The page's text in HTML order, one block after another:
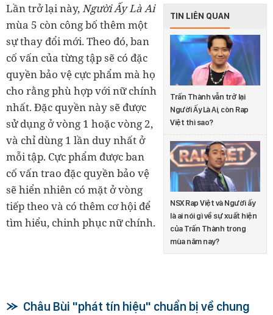
TIN LIÊN QUAN
Trấn Thành vẫn trở lại
Người Ấy Là Ai, còn Rap
Việt thì sao?
NSX Rap Việt và Người ấy
là ai nói gì về sự xuất hiện
của Trấn Thành trong
mùa năm nay?
Lần trở lại này, Người Ấy Là Ai
mùa 5 còn công bố thêm một
sự thay đổi mới. Theo đó, ban
cố vấn của từng tập sẽ có đặc
quyền bảo vệ cực phẩm mà họ
cho rằng phù hợp với nữ chính
nhất. Đặc quyền này sẽ được
sử dụng ở vòng 1 hoặc vòng 2,
và chỉ dùng 1 lần duy nhất ở
mỗi tập. Cực phẩm được ban
cố vấn trao đặc quyền bảo vệ
sẽ hiển nhiên có mặt ở vòng
tiếp theo và có thêm cơ hội để
tìm hiểu, chinh phục nữ chính.
Châu Bùi "phát tín hiệu" chuẩn bị về chung